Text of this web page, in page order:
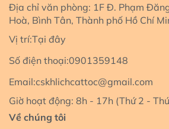
Địa chỉ văn phòng: 1F Đ. Phạm
Hoà, Bình Tân, Thành phố Hồ Chí
Vị trí:Tại đây
Số điện thoại:0901359148
Email:cskhlichcattoc@gmail.com
Giờ hoạt động: 8h - 17h (Thứ 2 -
Về chúng tôi